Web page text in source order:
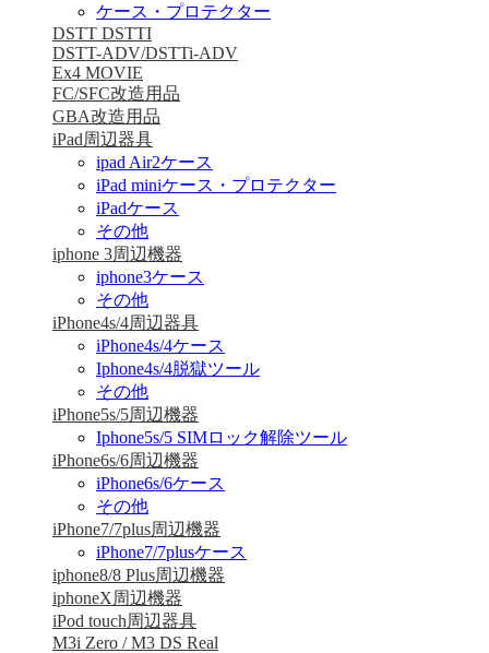
ケース・プロテクター
DSTT DSTTI
DSTT-ADV/DSTTi-ADV
Ex4 MOVIE
FC/SFC改造用品
GBA改造用品
iPad周辺器具
ipad Air2ケース
iPad miniケース・プロテクター
iPadケース
その他
iphone 3周辺機器
iphone3ケース
その他
iPhone4s/4周辺器具
iPhone4s/4ケース
Iphone4s/4脱獄ツール
その他
iPhone5s/5周辺機器
Iphone5s/5 SIMロック解除ツール
iPhone6s/6周辺機器
iPhone6s/6ケース
その他
iPhone7/7plus周辺機器
iPhone7/7plusケース
iphone8/8 Plus周辺機器
iphoneX周辺機器
iPod touch周辺器具
M3i Zero / M3 DS Real